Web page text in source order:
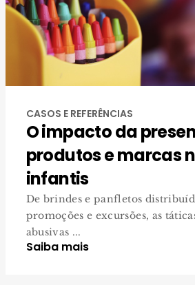
CASOS E REFERÊNCIAS
O impacto da
produtos e marcas
infantis
De brindes e panfletos
promoções e excursões, as
abusivas ...
Saiba mais